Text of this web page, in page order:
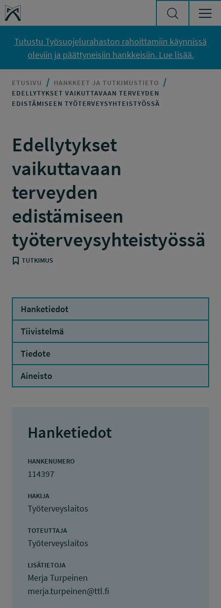
Siirry sisältöön
Työsuojelurahasto
Tutustu Työsuojelurahaston rahoittamiin käynnissä
oleviin ja päättyneisiin hankkeisiin. Lue lisää.
ETUSIVU
HANKKEET JA TUTKIMUSTIETO
EDELLYTYKSET VAIKUTTAVAAN TERVEYDEN
EDISTÄMISEEN TYÖTERVEYSYHTEISTYÖSSÄ
Edellytykset
vaikuttavaan
terveyden
edistämiseen
työterveysyhteistyössä
TUTKIMUS
Hanketiedot
Tiivistelmä
Tiedote
Aineisto
Hanketiedot
HANKENUMERO
114397
HAKIJA
Työterveyslaitos
TOTEUTTAJA
Työterveyslaitos
LISÄTIETOJA
Merja Turpeinen
merja.turpeinen@ttl.fi